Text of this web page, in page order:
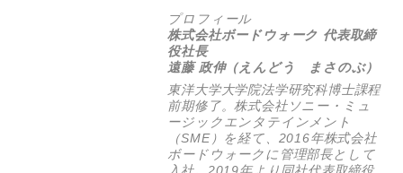
プロフィール
株式会社ボードウォーク 代表取締
役社長
遠藤 政伸（えんどう まさのぶ）
東洋大学大学院法学研究科博士課程
前期修了。株式会社ソニー・ミュ
ージックエンタテインメント
（SME）を経て、2016年株式会社
ボードウォークに管理部長として